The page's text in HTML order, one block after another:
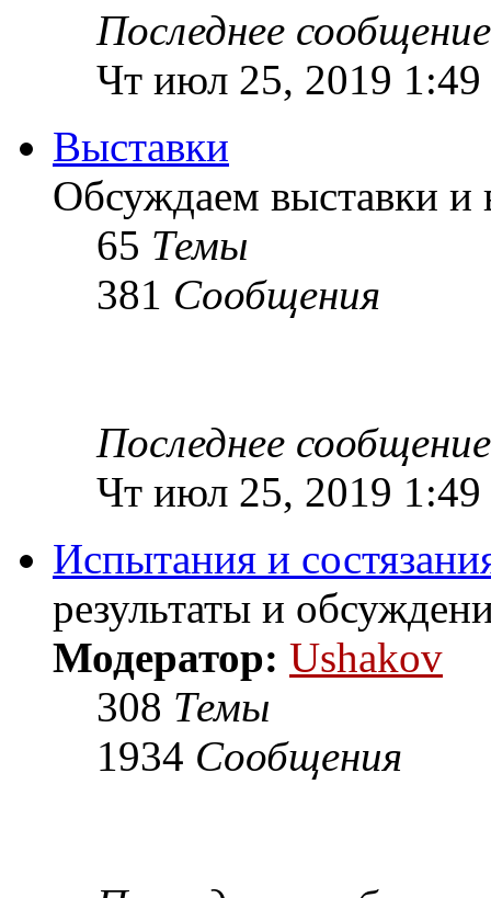
Последнее сообщение
Чт июл 25, 2019 1:49
Выставки
Обсуждаем выставки и
65 Темы
381 Сообщения
Последнее сообщение
Чт июл 25, 2019 1:49
Испытания и
результаты и
Модератор: Ushakov
308 Темы
1934 Сообщения